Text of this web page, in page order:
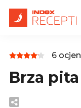
6
Brza